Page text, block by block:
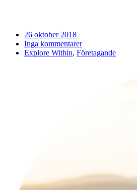
26 oktober 2018
Inga kommentarer
Explore Within, Företagande